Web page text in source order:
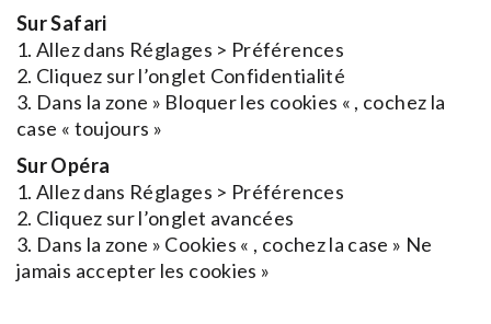
Sur Safari
1. Allez dans Réglages > Préférences
2. Cliquez sur l’onglet Confidentialité
3. Dans la zone » Bloquer les cookies « , cochez la
case « toujours »
Sur Opéra
1. Allez dans Réglages > Préférences
2. Cliquez sur l’onglet avancées
3. Dans la zone » Cookies « , cochez la case » Ne
jamais accepter les cookies »